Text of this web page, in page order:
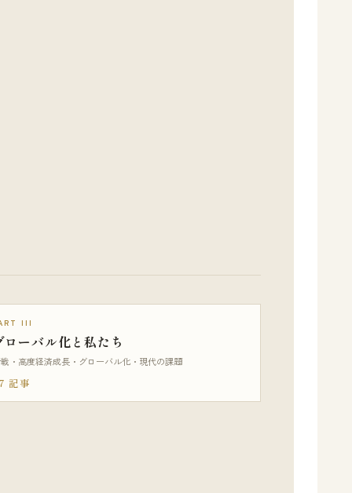
III
ローバル化と私たち
・高度経済成長・グローバル化・現代の課題
記事